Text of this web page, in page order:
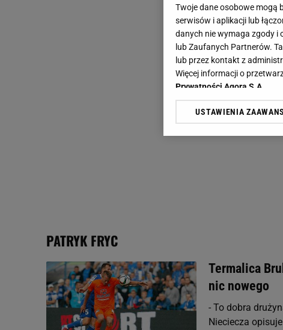
PATRYK FRYC
Termalica
nic nowego
- To dobra
Nieciecza
Twoje dane osobowe mogą
serwisów i aplikacji lub
danych nie wymaga zgody i
lub Zaufanych Partnerów.
lub przez kontakt z
Więcej informacji o
Prywatności Agora S.A.
Klikając „Akceptuję”
Zaufanych Partnerów i
USTAWIENIA